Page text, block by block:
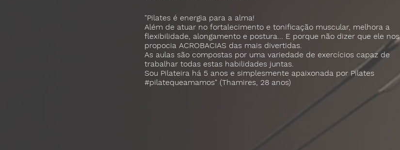
"Pilates é energia para a alma!
Além de atuar no fortalecimento e tonificação muscular, melhora a
flexibilidade, alongamento e postura... E porque não dizer que ele nos
propocia ACROBACIAS das mais divertidas.
As aulas são compostas por uma variedade de exercícios capaz de
trabalhar todas estas habilidades juntas.
Sou Pilateira há 5 anos e simplesmente apaixonada por Pilates
#pilatequeamamos" (Thamires, 28 anos)